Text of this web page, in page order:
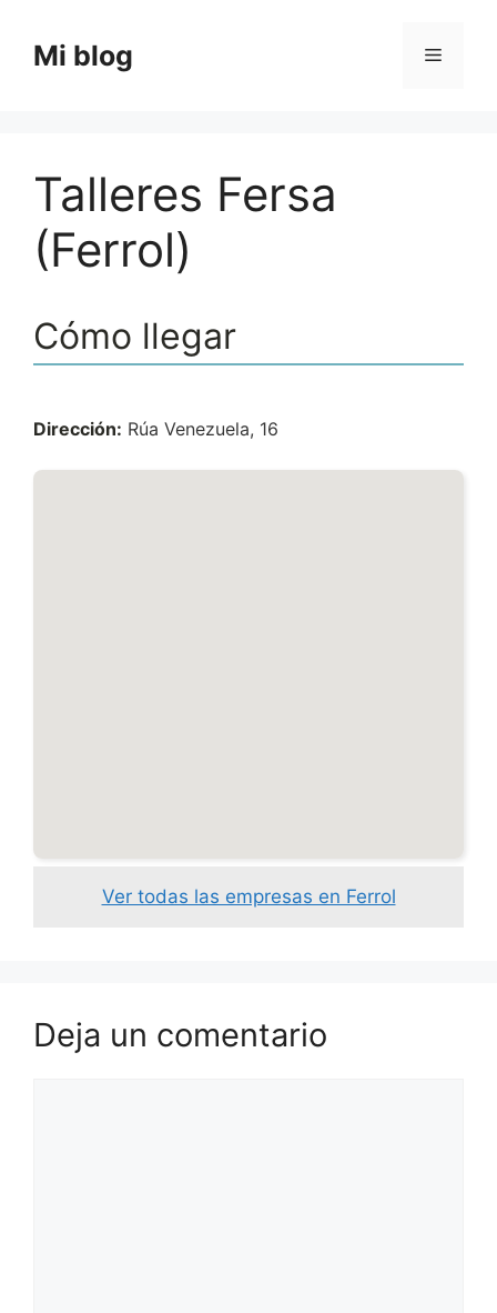
contenido
Mi blog Menú
Talleres Fersa
(Ferrol)
Cómo llegar
Dirección: Rúa Venezuela, 16
Ver todas las empresas en Ferrol
Deja un comentario